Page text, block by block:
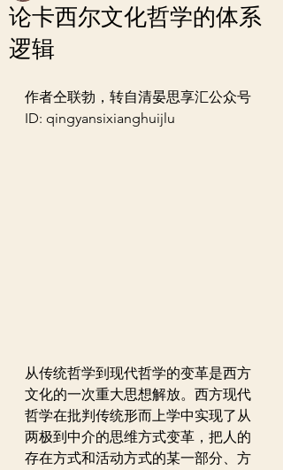
论卡西尔文化哲学的体系
逻辑
作者仝联勃，转自清晏思享汇公众号
ID: qingyansixianghuijlu
从传统哲学到现代哲学的变革是西方
文化的一次重大思想解放。西方现代
哲学在批判传统形而上学中实现了从
两极到中介的思维方式变革，把人的
存在方式和活动方式的某一部分、方